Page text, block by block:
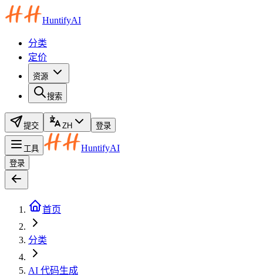
HuntifyAI
分类
定价
资源
搜索
提交 ZH 登录
工具 HuntifyAI
登录
首页
分类
AI 代码生成